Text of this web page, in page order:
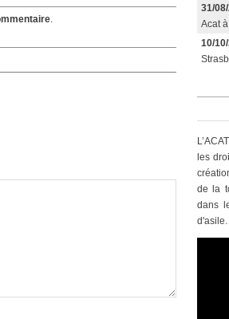
.
31/
Acat
10/
les
de la
dans
d'asile.